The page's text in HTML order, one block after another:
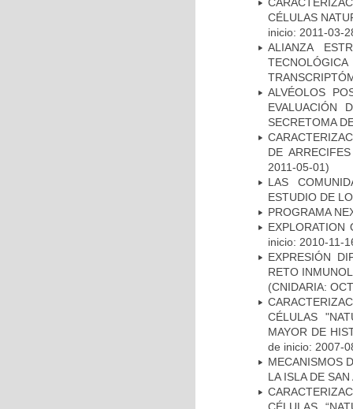
CÉLULAS
inicio: 2011-03-
ALIANZA
ALVÉOLOS
EVALUACIÓN
SECRETOMA
DE
2011-05-01)
LAS
ESTUDIO DE
PROGRAMA
inicio: 2010-11-
EXPRESIÓN
RETO
(CNIDARIA:
CÉLULAS
MAYOR DE
de inicio: 2007-
MECANISMOS
LA ISLA DE SAN